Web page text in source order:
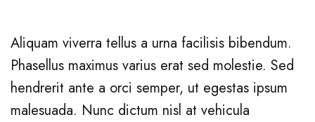
Aliquam viverra tellus a urna facilisis bibendum.
Phasellus maximus varius erat sed molestie. Sed
hendrerit ante a orci semper, ut egestas ipsum
malesuada. Nunc dictum nisl at vehicula